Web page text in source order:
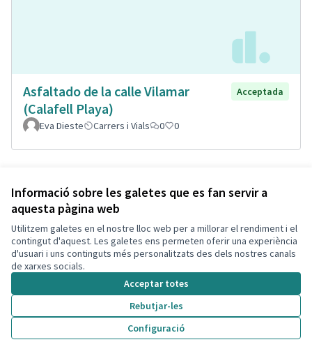
Informació sobre les galetes que es fan servir a
aquesta pàgina web
Utilitzem galetes en el nostre lloc web per a millorar el rendiment i el
contingut d'aquest. Les galetes ens permeten oferir una experiència
d'usuari i uns continguts més personalitzats des dels nostres canals
de xarxes socials.
Acceptar totes
Rebutjar-les
Configuració
Asfaltado de la calle Vilamar
(Calafell Playa)
Acceptada
Eva Dieste Carrers i Vials 0 0
Remodelació total de la plaça de
l'estació Segur, plaça de Lola
Boronat